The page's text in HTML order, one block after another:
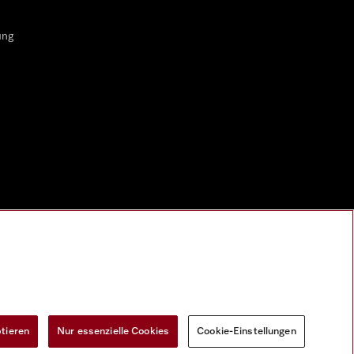
Nur essenzielle Cookies Cookie-Einstellungen